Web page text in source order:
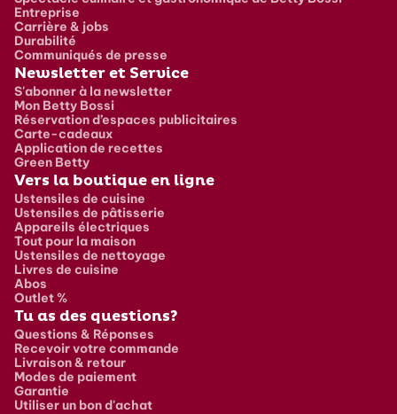
Entreprise
Carrière & jobs
Durabilité
Communiqués de presse
Newsletter et Service
S'abonner à la newsletter
Mon Betty Bossi
Réservation d’espaces publicitaires
Carte-cadeaux
Application de recettes
Green Betty
Vers la boutique en ligne
Ustensiles de cuisine
Ustensiles de pâtisserie
Appareils électriques
Tout pour la maison
Ustensiles de nettoyage
Livres de cuisine
Abos
Outlet %
Tu as des questions?
Questions & Réponses
Recevoir votre commande
Livraison & retour
Modes de paiement
Garantie
Utiliser un bon d'achat